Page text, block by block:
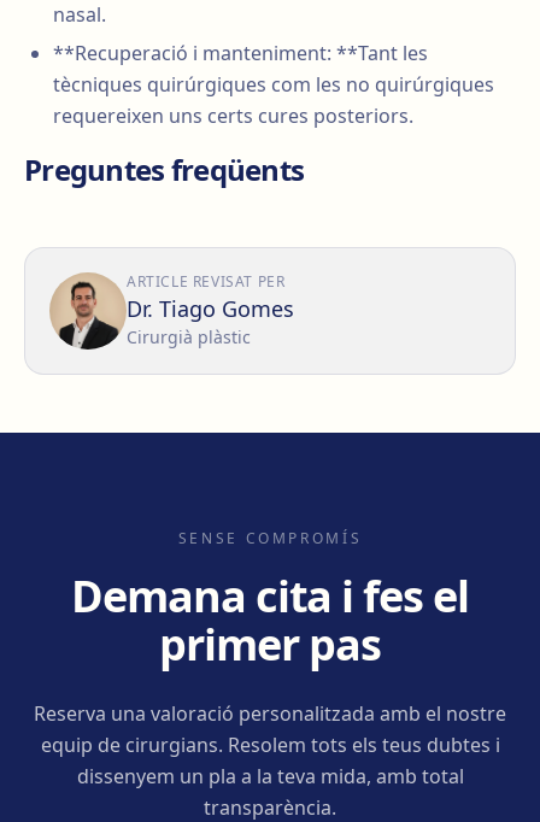
nasal.
**Recuperació i manteniment: **Tant les
tècniques quirúrgiques com les no quirúrgiques
requereixen uns certs cures posteriors.
Preguntes freqüents
ARTICLE REVISAT PER
Dr. Tiago Gomes
Cirurgià plàstic
SENSE COMPROMÍS
Demana cita i fes el
primer pas
Reserva una valoració personalitzada amb el nostre
equip de cirurgians. Resolem tots els teus dubtes i
dissenyem un pla a la teva mida, amb total
transparència.